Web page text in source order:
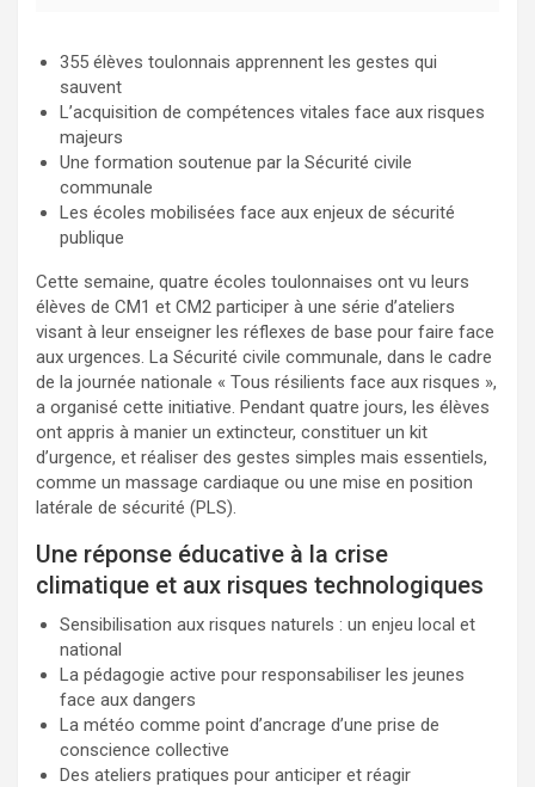
355 élèves toulonnais apprennent les gestes qui
sauvent
L’acquisition de compétences vitales face aux risques
majeurs
Une formation soutenue par la Sécurité civile
communale
Les écoles mobilisées face aux enjeux de sécurité
publique
Cette semaine, quatre écoles toulonnaises ont vu leurs
élèves de CM1 et CM2 participer à une série d’ateliers
visant à leur enseigner les réflexes de base pour faire face
aux urgences. La Sécurité civile communale, dans le cadre
de la journée nationale « Tous résilients face aux risques »,
a organisé cette initiative. Pendant quatre jours, les élèves
ont appris à manier un extincteur, constituer un kit
d’urgence, et réaliser des gestes simples mais essentiels,
comme un massage cardiaque ou une mise en position
latérale de sécurité (PLS).
Une réponse éducative à la crise
climatique et aux risques technologiques
Sensibilisation aux risques naturels : un enjeu local et
national
La pédagogie active pour responsabiliser les jeunes
face aux dangers
La météo comme point d’ancrage d’une prise de
conscience collective
Des ateliers pratiques pour anticiper et réagir